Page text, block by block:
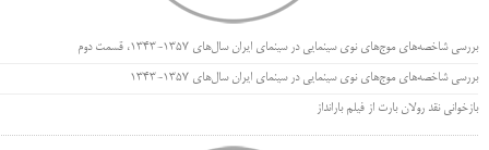
بررسی شاخصه‌های موج‌های نوی سینمایی در سینمای ایران سال‌های 1357-1343، قسمت دوم
بررسی شاخصه‌های موج‌های نوی سینمایی در سینمای ایران سال‌های 1357-1343
بازخوانی نقد رولان بارت از فیلم بارانداز